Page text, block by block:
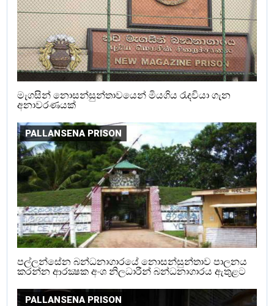
මැගසින් නොසන්සුන්තාවයෙන් මියගිය රැදවියා ගැන
අනාවරණයක්
PALLANSENA PRISON
පල්ලන්සේන බන්ධනාගාරයේ නොසන්සුන්තාව පාලනය
කරන්න ආරක්‍ෂක අංශ නිලධාරීන් බන්ධනාගාරය ඇතුළට
PALLANSENA PRISON